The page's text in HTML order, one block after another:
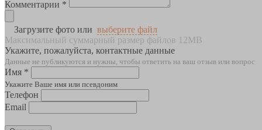
Комментарии *
Загрузите фото или выберите файл
Максимальный суммарный размер файлов 12MB
Укажите, пожалуйста, контактные данные
Данные не публикуются и нужны, чтобы ответить на ваш отзыв или вопрос
Имя *
Укажите Ваше имя или псевдоним
Телефон
Email